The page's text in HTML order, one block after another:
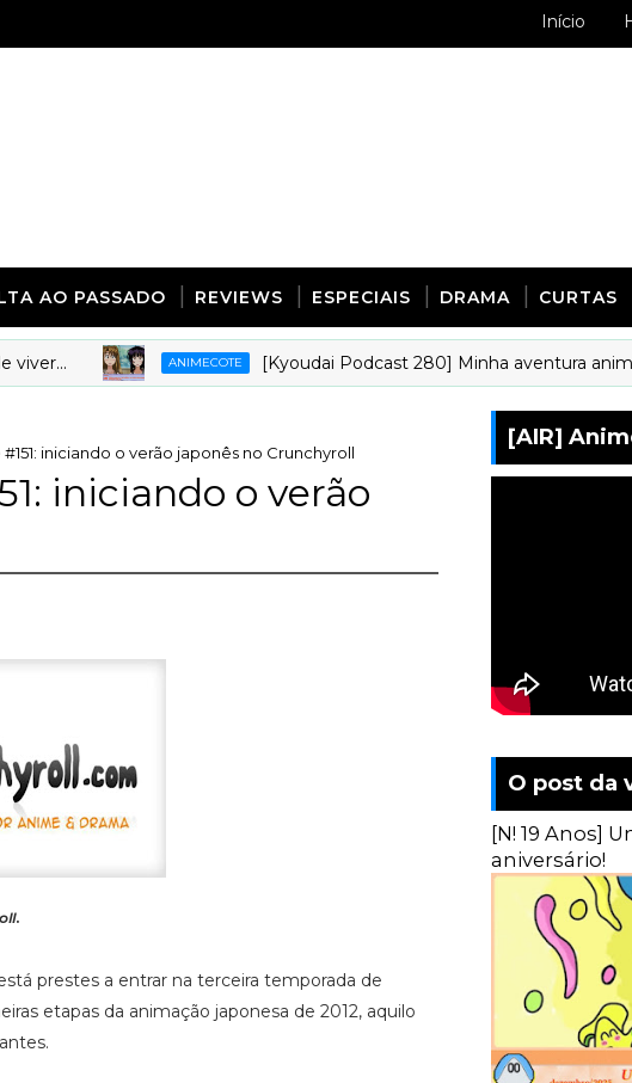
Início
AO PASSADO REVIEWS ESPECIAIS DRAMA CURTAS
ANIMECOTE [Kyoudai Podcast 280] Minha aventura animística
iniciando o verão japonês no Crunchyroll
iniciando o verão
.
prestes a entrar na terceira temporada de
etapas da animação japonesa de 2012, aquilo
[AIR]
O post da
[N! 19 Anos]
aniversário!